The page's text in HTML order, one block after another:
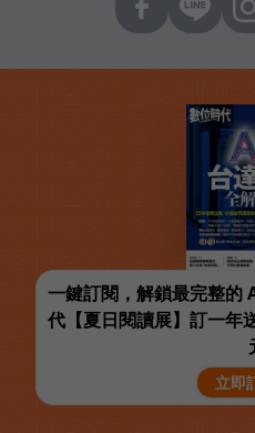
一鍵訂閱，解鎖最完整的
代【夏日閱讀展】訂一年
立即